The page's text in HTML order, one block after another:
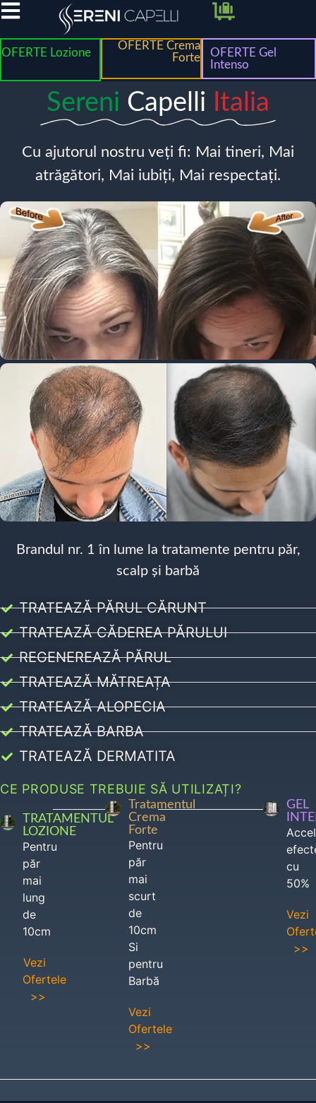
OFERTE Lozione
OFERTE Crema
Forte
OFERTE Gel
Intenso
Sereni Capelli Italia
Cu ajutorul nostru veți fi: Mai tineri, Mai
atrăgători, Mai iubiți, Mai respectați.
Brandul nr. 1 în lume la tratamente pentru păr,
scalp și barbă
TRATEAZĂ PĂRUL CĂRUNT
TRATEAZĂ CĂDEREA PĂRULUI
REGENEREAZĂ PĂRUL
TRATEAZĂ MĂTREAȚA
TRATEAZĂ ALOPECIA
TRATEAZĂ BARBA
TRATEAZĂ DERMATITA
CE PRODUSE TREBUIE SĂ UTILIZAȚI?
TRATAMENTUL
LOZIONE
Pentru
păr
mai
lung
de
10cm
Vezi
Ofertele
>>
Tratamentul
Crema
Forte
Pentru
păr
mai
scurt
de
10cm
Si
pentru
Barbă
Vezi
Ofertele
>>
GEL
cu
50%
Vezi
>>